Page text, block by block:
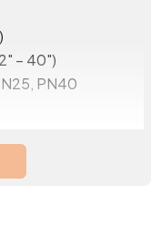
– 40")
PN40
Forged Steel
kim đặc biệt